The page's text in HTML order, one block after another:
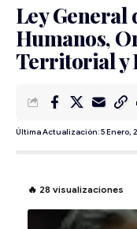
Ley General
Humanos,
Territorial y
Última Actualización: 5 Enero,
🔥 28 visualizaciones